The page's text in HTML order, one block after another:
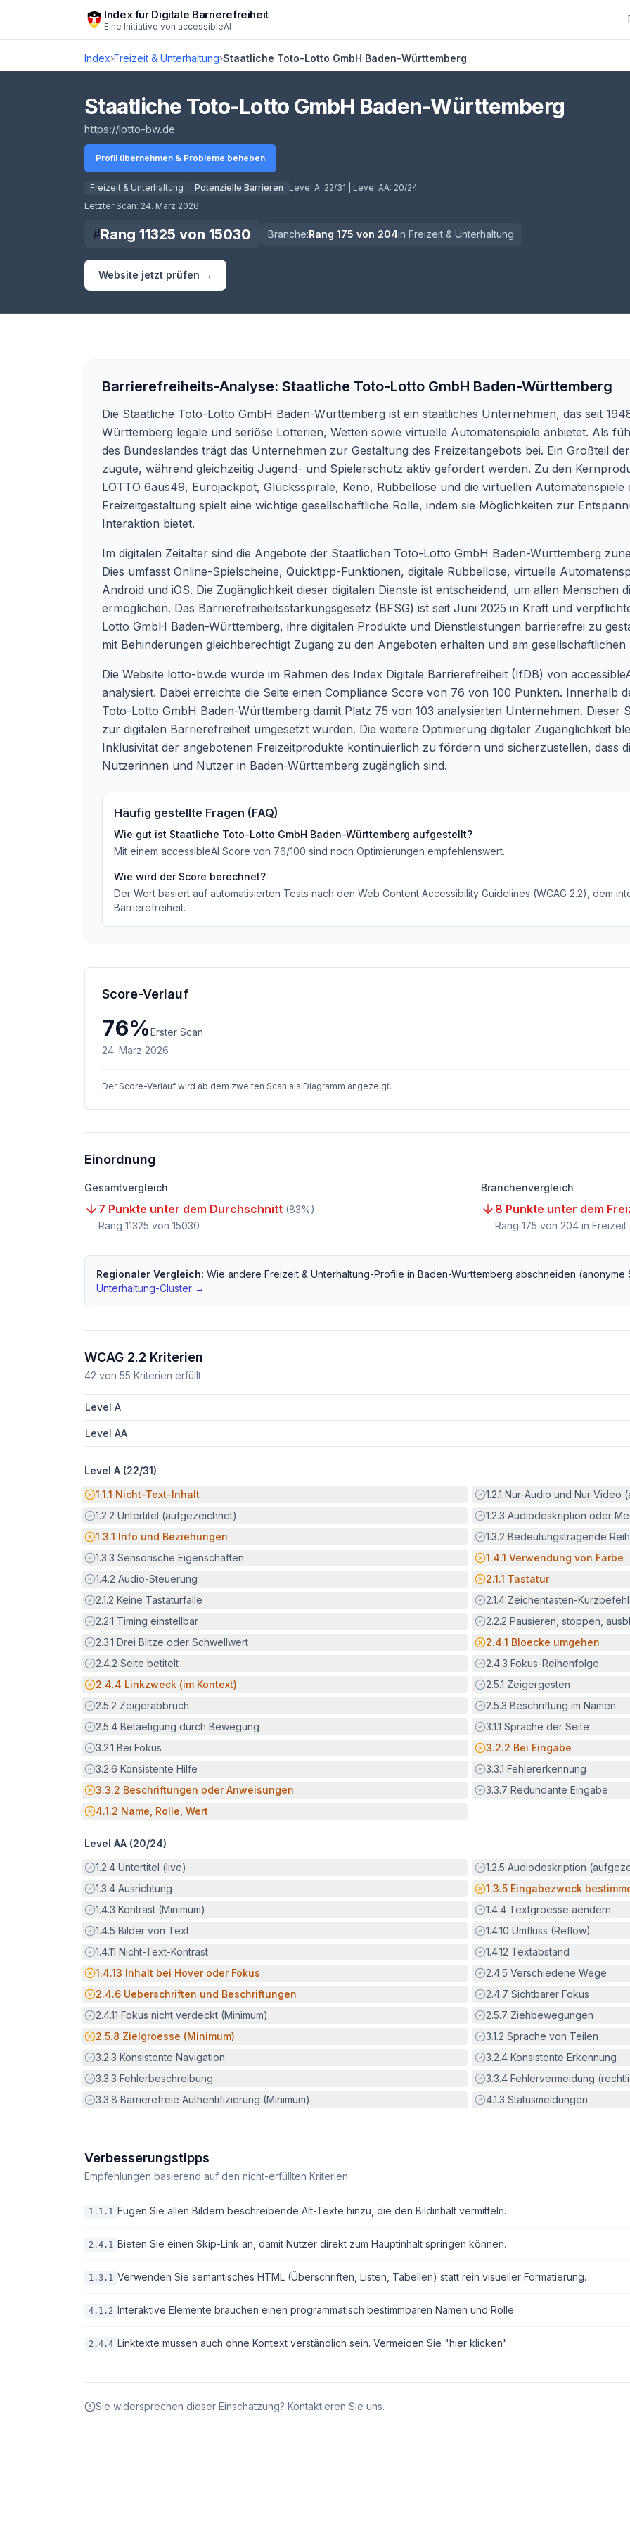
Zum Hauptinhalt springenIndex für Digitale Barrierefreiheit
Eine Initiative von accessibleAI
Index›Freizeit & Unterhaltung›Staatliche Toto-Lotto GmbH Baden-Württemberg
Score lädt
Staatliche Toto-Lotto GmbH Baden-Württemberg
https://lotto-bw.de
Profil übernehmen & Probleme beheben
Freizeit & Unterhaltung Potenzielle Barrieren Level A: 22/31 | Level AA: 20/24
Letzter Scan: 24. März 2026
#Rang 11325 von 15030 Branche:Rang 175 von 204in Freizeit & Unterhaltung
Website jetzt prüfen →
Barrierefreiheits-Analyse: Staatliche Toto-Lotto GmbH Baden-Württemberg
Die Staatliche Toto-Lotto GmbH Baden-Württemberg ist ein staatliches Unternehmen, das seit
Württemberg legale und seriöse Lotterien, Wetten sowie virtuelle Automatenspiele anbietet. Als
des Bundeslandes trägt das Unternehmen zur Gestaltung des Freizeitangebots bei. Ein Großteil
zugute, während gleichzeitig Jugend- und Spielerschutz aktiv gefördert werden. Zu den
LOTTO 6aus49, Eurojackpot, Glücksspirale, Keno, Rubbellose und die virtuellen
Freizeitgestaltung spielt eine wichtige gesellschaftliche Rolle, indem sie Möglichkeiten zur
Interaktion bietet.
Im digitalen Zeitalter sind die Angebote der Staatlichen Toto-Lotto GmbH Baden-Württemberg
Dies umfasst Online-Spielscheine, Quicktipp-Funktionen, digitale Rubbellose, virtuelle
Android und iOS. Die Zugänglichkeit dieser digitalen Dienste ist entscheidend, um allen Menschen
ermöglichen. Das Barrierefreiheitsstärkungsgesetz (BFSG) ist seit Juni 2025 in Kraft und
Lotto GmbH Baden-Württemberg, ihre digitalen Produkte und Dienstleistungen barrierefrei zu
mit Behinderungen gleichberechtigt Zugang zu den Angeboten erhalten und am
Die Website lotto-bw.de wurde im Rahmen des Index Digitale Barrierefreiheit (IfDB) von
analysiert. Dabei erreichte die Seite einen Compliance Score von 76 von 100 Punkten. Innerhalb
Toto-Lotto GmbH Baden-Württemberg damit Platz 75 von 103 analysierten Unternehmen. Dieser
zur digitalen Barrierefreiheit umgesetzt wurden. Die weitere Optimierung digitaler Zugänglichkeit
Inklusivität der angebotenen Freizeitprodukte kontinuierlich zu fördern und sicherzustellen, dass
Nutzerinnen und Nutzer in Baden-Württemberg zugänglich sind.
Häufig gestellte Fragen (FAQ)
Wie gut ist Staatliche Toto-Lotto GmbH Baden-Württemberg aufgestellt?
Mit einem accessibleAI Score von 76/100 sind noch Optimierungen empfehlenswert.
Wie wird der Score berechnet?
Der Wert basiert auf automatisierten Tests nach den Web Content Accessibility Guidelines (WCAG 2.2), dem
Barrierefreiheit.
Score-Verlauf
76%Erster Scan
24. März 2026
Der Score-Verlauf wird ab dem zweiten Scan als Diagramm angezeigt.
Einordnung
Gesamtvergleich
7 Punkte unter dem Durchschnitt (83%)
Rang 11325 von 15030
Branchenvergleich
8 Punkte unter dem
Rang 175 von 204 in Freizeit
Regionaler Vergleich: Wie andere Freizeit & Unterhaltung-Profile in Baden-Württemberg abschneiden (anonyme
Unterhaltung-Cluster →
WCAG 2.2 Kriterien
42 von 55 Kriterien erfüllt
Level A
Level AA
Level A (22/31)
Potenzielle Barriere:
1.1.1 Nicht-Text-Inhalt Erfüllt:
1.2.1 Nur-Audio und Nur-Video
Erfüllt:
1.2.2 Untertitel (aufgezeichnet) Erfüllt:
1.2.3 Audiodeskription oder
Potenzielle Barriere:
1.3.1 Info und Beziehungen Erfüllt:
1.3.2 Bedeutungstragende
Erfüllt:
1.3.3 Sensorische Eigenschaften Potenzielle Barriere:
1.4.1 Verwendung von Farbe
Erfüllt:
1.4.2 Audio-Steuerung Potenzielle Barriere:
2.1.1 Tastatur
Erfüllt:
2.1.2 Keine Tastaturfalle Erfüllt:
2.1.4 Zeichentasten-
Erfüllt:
2.2.1 Timing einstellbar Erfüllt:
2.2.2 Pausieren, stoppen,
Erfüllt:
2.3.1 Drei Blitze oder Schwellwert Potenzielle Barriere:
2.4.1 Bloecke umgehen
Erfüllt:
2.4.2 Seite betitelt Erfüllt:
2.4.3 Fokus-Reihenfolge
Potenzielle Barriere:
2.4.4 Linkzweck (im Kontext) Erfüllt:
2.5.1 Zeigergesten
Erfüllt:
2.5.2 Zeigerabbruch Erfüllt:
2.5.3 Beschriftung im Namen
Erfüllt:
2.5.4 Betaetigung durch Bewegung Erfüllt:
3.1.1 Sprache der Seite
Erfüllt:
3.2.1 Bei Fokus Potenzielle Barriere:
3.2.2 Bei Eingabe
Erfüllt:
3.2.6 Konsistente Hilfe Erfüllt:
3.3.1 Fehlererkennung
Potenzielle Barriere:
3.3.2 Beschriftungen oder Anweisungen Erfüllt:
3.3.7 Redundante Eingabe
Potenzielle Barriere:
4.1.2 Name, Rolle, Wert
Level AA (20/24)
Erfüllt:
1.2.4 Untertitel (live) Erfüllt:
1.2.5 Audiodeskription
Erfüllt:
1.3.4 Ausrichtung Potenzielle Barriere:
1.3.5 Eingabezweck
Erfüllt:
1.4.3 Kontrast (Minimum) Erfüllt:
1.4.4 Textgroesse aendern
Erfüllt:
1.4.5 Bilder von Text Erfüllt:
1.4.10 Umfluss (Reflow)
Erfüllt:
1.4.11 Nicht-Text-Kontrast Erfüllt:
1.4.12 Textabstand
Potenzielle Barriere:
1.4.13 Inhalt bei Hover oder Fokus Erfüllt:
2.4.5 Verschiedene Wege
Potenzielle Barriere:
2.4.6 Ueberschriften und Beschriftungen Erfüllt:
2.4.7 Sichtbarer Fokus
Erfüllt:
2.4.11 Fokus nicht verdeckt (Minimum) Erfüllt:
2.5.7 Ziehbewegungen
Potenzielle Barriere:
2.5.8 Zielgroesse (Minimum) Erfüllt:
3.1.2 Sprache von Teilen
Erfüllt:
3.2.3 Konsistente Navigation Erfüllt:
3.2.4 Konsistente Erkennung
Erfüllt:
3.3.3 Fehlerbeschreibung Erfüllt:
3.3.4 Fehlervermeidung
Erfüllt:
3.3.8 Barrierefreie Authentifizierung (Minimum) Erfüllt:
4.1.3 Statusmeldungen
Verbesserungstipps
Empfehlungen basierend auf den nicht-erfüllten Kriterien
1.1.1 Fügen Sie allen Bildern beschreibende Alt-Texte hinzu, die den Bildinhalt vermitteln.
2.4.1 Bieten Sie einen Skip-Link an, damit Nutzer direkt zum Hauptinhalt springen können.
1.3.1 Verwenden Sie semantisches HTML (Überschriften, Listen, Tabellen) statt rein visueller Formatierung.
4.1.2 Interaktive Elemente brauchen einen programmatisch bestimmbaren Namen und Rolle.
2.4.4 Linktexte müssen auch ohne Kontext verständlich sein. Vermeiden Sie "hier klicken".
Sie widersprechen dieser Einschätzung? Kontaktieren Sie uns.